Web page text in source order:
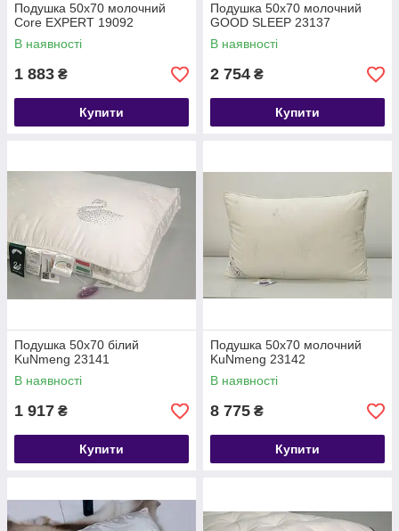
Подушка 50х70 молочний
Core EXPERT 19092
В наявності
1 883 ₴
Купити
Подушка 50х70 молочний
GOOD SLEEP 23137
В наявності
2 754 ₴
Купити
Подушка 50х70 білий
KuNmeng 23141
В наявності
1 917 ₴
Купити
Подушка 50х70 молочний
KuNmeng 23142
В наявності
8 775 ₴
Купити